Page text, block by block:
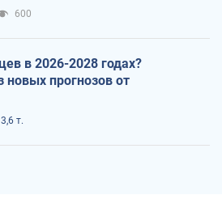
600
в 2026-2028 годах?
прогнозов от
т.